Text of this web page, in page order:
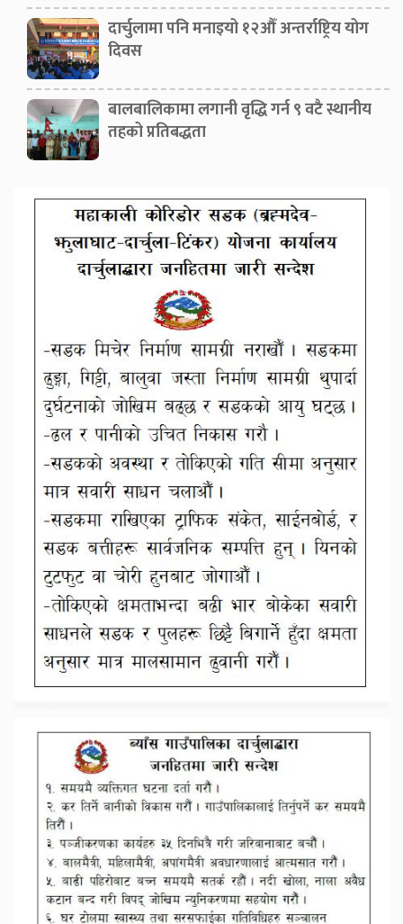
दार्चुलामा पनि मनाइयो १२औँ अन्तर्राष्ट्रिय योग
दिवस
बालबालिकामा लगानी वृद्धि गर्न ९ वटै स्थानीय
तहको प्रतिबद्धता